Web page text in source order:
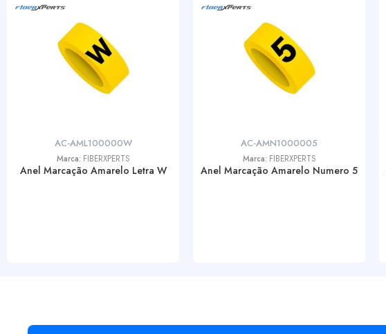
AC-AML100000W
Marca: FIBERXPERTS
Anel Marcação Amarelo Letra W
AC-AMN1000005
Marca: FIBERXPERTS
Anel Marcação Amarelo Numero 5